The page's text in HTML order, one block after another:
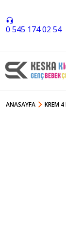
0 545 174 02 54
ANASAYFA KREM